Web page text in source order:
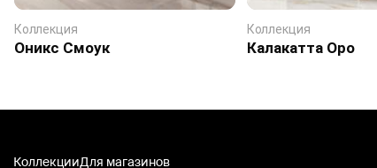
Коллекция
Оникс Смоук
Коллекция
Калакатта Оро
КоллекцииДля магазинов